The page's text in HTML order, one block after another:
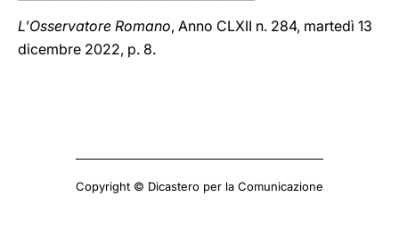
L'Osservatore Romano, Anno CLXII n. 284, martedì 13
dicembre 2022, p. 8.
Copyright © Dicastero per la Comunicazione